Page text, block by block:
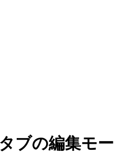
ブの編集モー